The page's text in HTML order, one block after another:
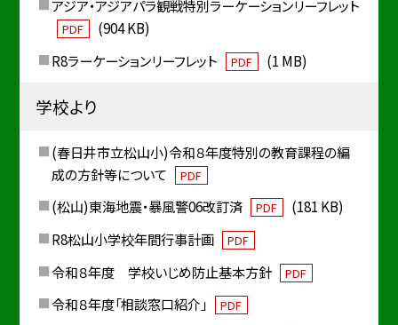
アジア・アジアパラ観戦特別ラーケーションリーフレット
PDF
(904 KB)
R8ラーケーションリーフレット
PDF (1 MB)
学校より
(春日井市立松山小)令和８年度特別の教育課程の編
成の方針等について
PDF
(松山)東海地震・暴風警06改訂済 PDF
(181 KB)
R8松山小学校年間行事計画
PDF
令和８年度 学校いじめ防止基本方針 PDF
令和８年度「相談窓口紹介」 PDF